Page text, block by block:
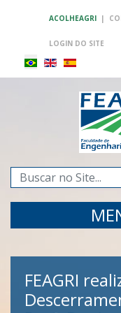
ACOLHEAGRI |
LOGIN DO SITE
Pesquisar...
FEAGRI